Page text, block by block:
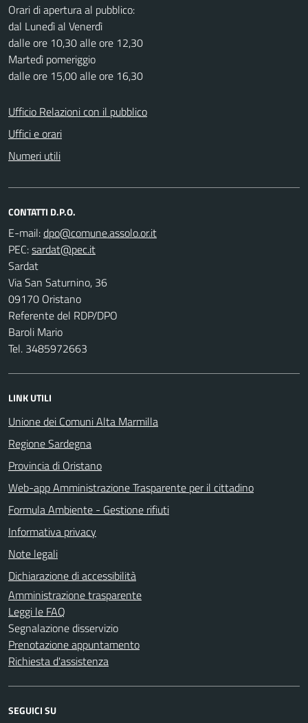
Orari di apertura al pubblico:
dal Lunedì al Venerdì
dalle ore 10,30 alle ore 12,30
Martedì pomeriggio
dalle ore 15,00 alle ore 16,30
Ufficio Relazioni con il pubblico
Uffici e orari
Numeri utili
CONTATTI D.P.O.
E-mail:
PEC:
Sardat
Via San Saturnino, 36
09170 Oristano
Referente del RDP/DPO
Baroli Mario
Tel. 3485972663
LINK UTILI
Unione dei Comuni Alta Marmilla
Regione Sardegna
Provincia di Oristano
Web-app Amministrazione Trasparente per il cittadino
Formula Ambiente - Gestione rifiuti
Informativa privacy
Note legali
Dichiarazione di accessibilità
Amministrazione trasparente
Leggi le FAQ
Segnalazione disservizio
Prenotazione appuntamento
Richiesta d'assistenza
SEGUICI SU